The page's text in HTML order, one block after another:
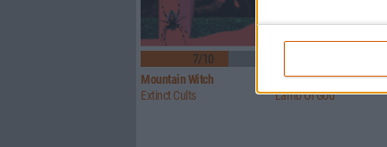
7/10
Mountain Witch
Extinct Cults
Lamb Of God
Lamb Of God